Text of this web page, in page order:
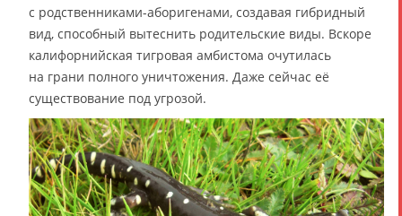
с родственниками-аборигенами, создавая гибридный
вид, способный вытеснить родительские виды. Вскоре
калифорнийская тигровая амбистома очутилась
на грани полного уничтожения. Даже сейчас её
существование под угрозой.